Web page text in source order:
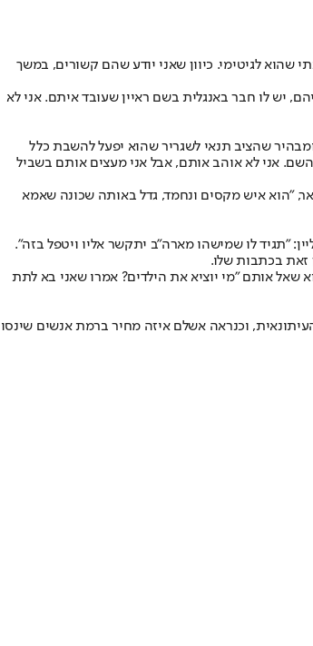
שהוא לגיטימי. כיוון שאני יודע שהם קשורים, במשך
לא קשור אליהם, יש לו חבר באנגלית בשם ראיין שעובד איתם. אני לא
ומבהיר שהציב תנאי לשגריר שהוא יפעל להשבת כלל
אני לא אוהב אותם, אבל אני מעצים אותם בשביל
לקטאר, "הוא איש מקסים ונחמד, גדל באותה שכונה שאמא
"תגיד לו שמישהו מארה"ב יתקשר אליו ויטפל בזה".
שאל אותם "מי יוציא את הילדים? אמרו שאני בא לתת
וכנראה אשלם איזה מחיר ברמת אנשים שינסו